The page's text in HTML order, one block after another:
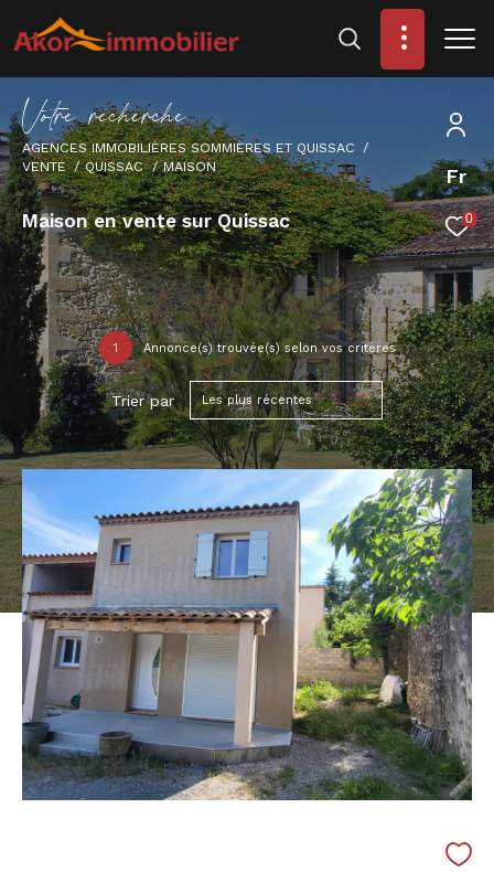
Fr
0
Votre recherche
AGENCES IMMOBILIÈRES SOMMIÈRES ET QUISSAC
VENTE
QUISSAC MAISON
Maison en vente sur Quissac
1 Annonce(s) trouvée(s) selon vos critères
Trier par Les plus récentes